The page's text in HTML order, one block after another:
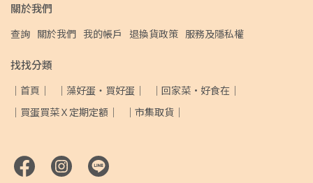
關於我們
查詢 關於我們 我的帳戶 退換貨政策 服務及隱私權
找找分類
｜首頁｜ ｜藻好蛋・買好蛋｜
｜回家菜·好食在｜
｜買蛋買菜Ｘ定期定額｜
｜市集取貨｜